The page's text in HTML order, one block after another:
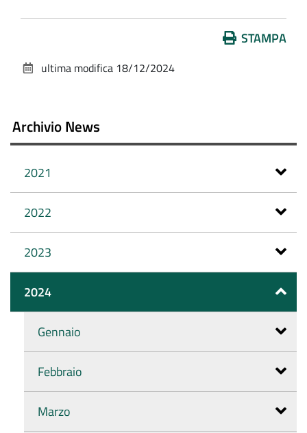
documento
STAMPA
ultima modifica 18/12/2024
Archivio News
2021
2022
2023
2024
Gennaio
Febbraio
Marzo